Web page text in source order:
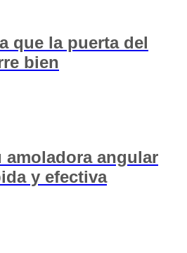
que la puerta del
bien
amoladora angular
y efectiva